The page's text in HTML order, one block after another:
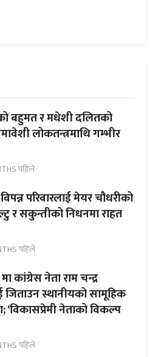
बहुमत र मधेशी दलितको
लोकतन्त्रमाथि गम्भीर
पहिले
परिवारलाई मेयर चौधरीको
र सकुन्तीको निधनमा राहत
पहिले
कांग्रेस नेता राम चन्द्र
जिताउन स्थानीयको सामूहिक
‘विकासप्रेमी नेताको विकल्प
पहिले